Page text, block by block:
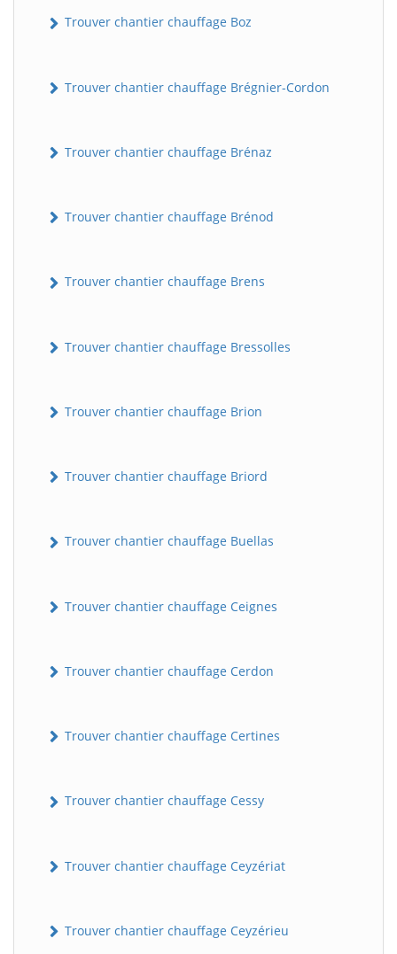
Trouver chantier chauffage Boz
Trouver chantier chauffage Brégnier-Cordon
Trouver chantier chauffage Brénaz
Trouver chantier chauffage Brénod
Trouver chantier chauffage Brens
Trouver chantier chauffage Bressolles
Trouver chantier chauffage Brion
Trouver chantier chauffage Briord
Trouver chantier chauffage Buellas
Trouver chantier chauffage Ceignes
Trouver chantier chauffage Cerdon
Trouver chantier chauffage Certines
Trouver chantier chauffage Cessy
Trouver chantier chauffage Ceyzériat
Trouver chantier chauffage Ceyzérieu